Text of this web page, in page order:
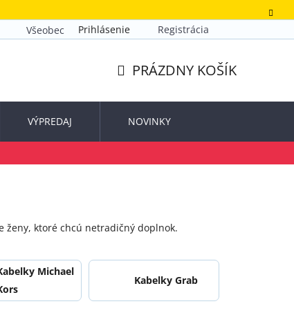
Všeobecné obchodné podmienky
Prihlásenie Registrácia
KOŠÍK
PRÁZDNY KOŠÍK
VÝPREDAJ NOVINKY
ženy, ktoré chcú netradičný doplnok.
Michael
Kabelky Grab